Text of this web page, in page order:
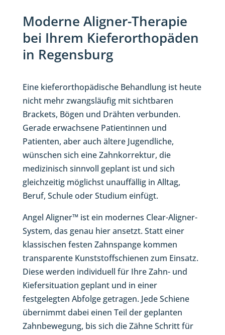
Moderne Aligner-Therapie
bei Ihrem Kieferorthopäden
in Regensburg
Eine kieferorthopädische Behandlung ist heute
nicht mehr zwangsläufig mit sichtbaren
Brackets, Bögen und Drähten verbunden.
Gerade erwachsene Patientinnen und
Patienten, aber auch ältere Jugendliche,
wünschen sich eine Zahnkorrektur, die
medizinisch sinnvoll geplant ist und sich
gleichzeitig möglichst unauffällig in Alltag,
Beruf, Schule oder Studium einfügt.
Angel Aligner™ ist ein modernes Clear-Aligner-
System, das genau hier ansetzt. Statt einer
klassischen festen Zahnspange kommen
transparente Kunststoffschienen zum Einsatz.
Diese werden individuell für Ihre Zahn- und
Kiefersituation geplant und in einer
festgelegten Abfolge getragen. Jede Schiene
übernimmt dabei einen Teil der geplanten
Zahnbewegung, bis sich die Zähne Schritt für